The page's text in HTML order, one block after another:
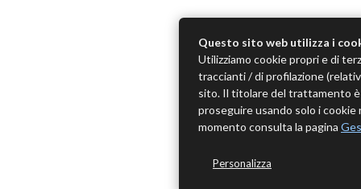
Questo sito web utilizza i
Utilizziamo cookie propri e di
traccianti / di profilazione
sito. Il titolare del trattamento è
proseguire usando solo i
momento consulta la pagina
Personalizza